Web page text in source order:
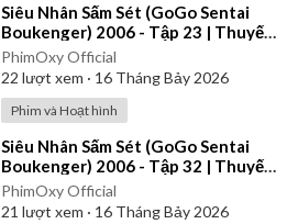
⁣Siêu Nhân Sấm Sét (GoGo Sentai
Boukenger) 2006 - Tập 23 | Thuyết
Minh
PhimOxy Official
22 lượt xem · 16 Tháng Bảy 2026
Phim và Hoạt hình
⁣Siêu Nhân Sấm Sét (GoGo Sentai
Boukenger) 2006 - Tập 32 | Thuyết
Minh
PhimOxy Official
21 lượt xem · 16 Tháng Bảy 2026